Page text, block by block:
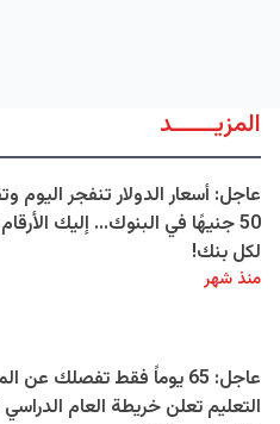
المزيــــــد
عاجل: أسعار الدولار تنفجر اليوم
50 جنيهًا في البنوك... إليك
لكل بنك!
منذ شهر
عاجل: 65 يوماً فقط تفصلك عن
التعليم تعلن خريطة العام